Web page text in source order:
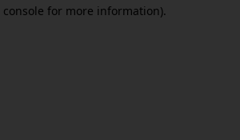
console for more information).